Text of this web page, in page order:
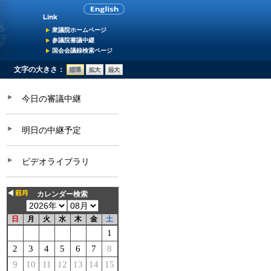
衆議院ホームページ
参議院審議中継
国会会議録検索ページ
文字の大きさ：
今日の審議中継
明日の中継予定
ビデオライブラリ
カレンダー検索
日 月 火 水 木 金 土
1
2
3 4 5 6 7
8
9
10 11 12 13 14
15